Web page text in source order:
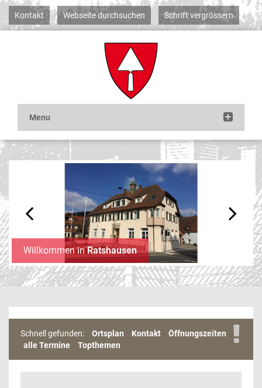
Kontakt Webseite durchsuchen Schrift vergrössern
Willkommen inRatshausen
Schnell gefunden: Ortsplan Kontakt
Öffnungszeiten
alle Termine
Topthemen